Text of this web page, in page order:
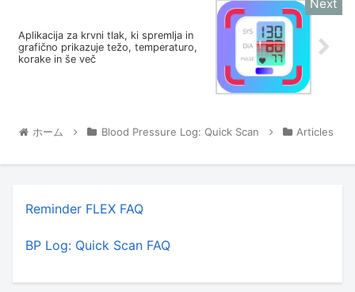
Aplikacija za krvni tlak, ki spremlja in
grafično prikazuje težo, temperaturo,
korake in še več
ホーム Blood Pressure Log: Quick Scan Articles
Reminder FLEX FAQ
BP Log: Quick Scan FAQ